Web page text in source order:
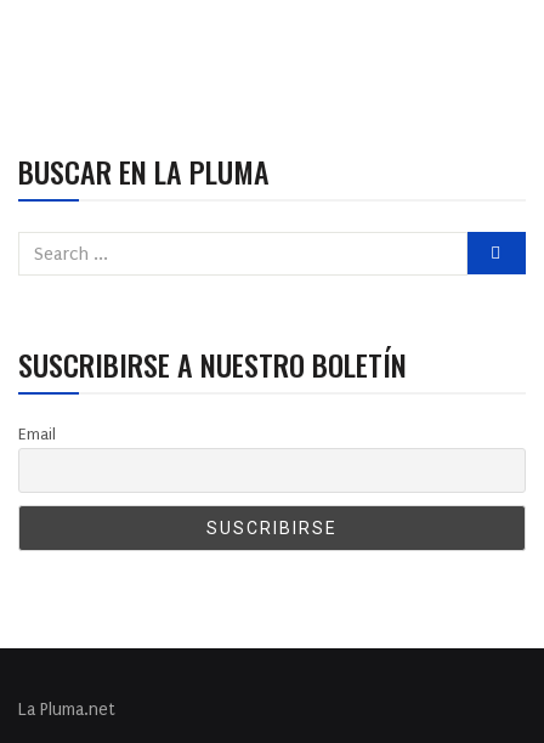
BUSCAR EN LA PLUMA
SUSCRIBIRSE A NUESTRO BOLETÍN
Email
La Pluma.net